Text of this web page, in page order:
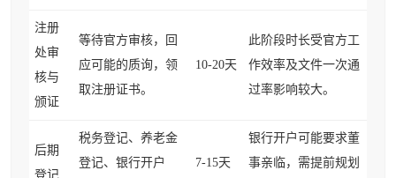
注册
处审
核与
颁证
等待官方审核，回
应可能的质询，领
取注册证书。
10-20天
此阶段时长受官方工
作效率及文件一次通
过率影响较大。
后期
登记
税务登记、养老金
登记、银行开户
7-15天
银行开户可能要求董
事亲临，需提前规划